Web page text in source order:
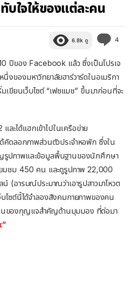
บใจให้ของแต่ละคน
6.8k ดู 4
ปีของ Facebook แล้ว ซึ่งเป็นโปรเจ
งของมหาวิทยาลัยฮาร์วาร์ดในอเมริกา
มเขียนเว็บไซต์ “เฟซแมช” ขึ้นมาก่อนที่จะ
ะได้แฮกเข้าไปในเครือข่าย
คัดลอกภาพส่วนตัวประจำหอพัก ซึ่งใน
รูปภาพและข้อมูลพื้นฐานของนักศึกษา
ยมชม 450 คน และดูรูปภาพ 22,000
(อารมณ์ประมาณว่าเอารูปสาวมาโหวต
บไซต์นี้ได้จำลองสังคมกายภาพของคน
ของกุญแจสำคัญด้านมุมมอง ที่ต่อมา